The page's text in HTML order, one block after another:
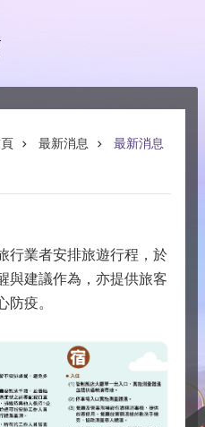
最新消息 最新消息
行業者安排旅遊行程，於
與建議作為，亦提供旅客
防疫。